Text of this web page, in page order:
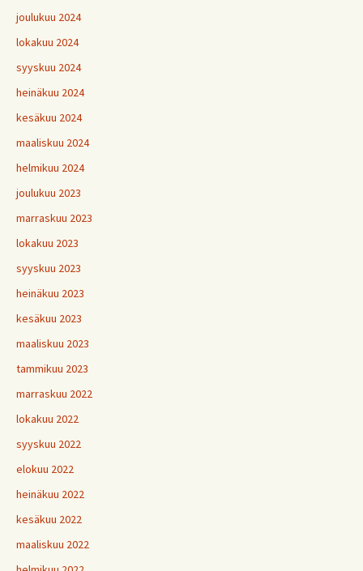
joulukuu 2024
lokakuu 2024
syyskuu 2024
heinäkuu 2024
kesäkuu 2024
maaliskuu 2024
helmikuu 2024
joulukuu 2023
marraskuu 2023
lokakuu 2023
syyskuu 2023
heinäkuu 2023
kesäkuu 2023
maaliskuu 2023
tammikuu 2023
marraskuu 2022
lokakuu 2022
syyskuu 2022
elokuu 2022
heinäkuu 2022
kesäkuu 2022
maaliskuu 2022